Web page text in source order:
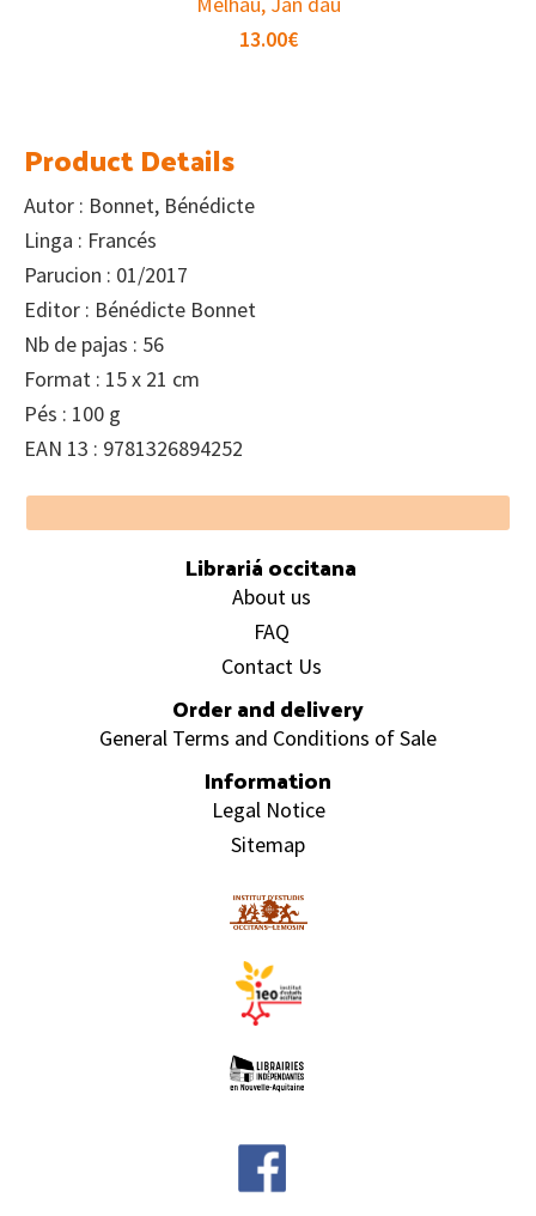
13.00€
Product Details
Autor : Bonnet, Bénédicte
Linga : Francés
Parucion : 01/2017
Editor : Bénédicte Bonnet
Nb de pajas : 56
Format : 15 x 21 cm
Pés : 100 g
EAN 13 : 9781326894252
Footer
Librariá occitana
About us
FAQ
Contact Us
Order and delivery
General Terms and Conditions of Sale
Information
Legal Notice
Sitemap